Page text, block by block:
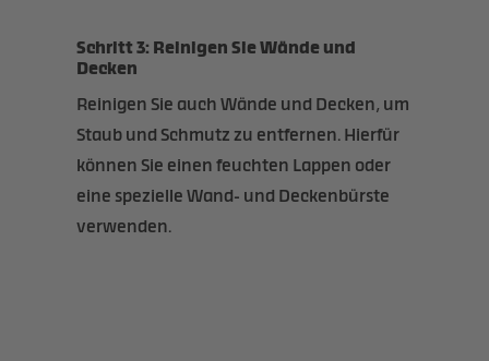
Schritt 3: Reinigen Sie Wände und
Decken
Reinigen Sie auch Wände und Decken, um
Staub und Schmutz zu entfernen. Hierfür
können Sie einen feuchten Lappen oder
eine spezielle Wand- und Deckenbürste
verwenden.